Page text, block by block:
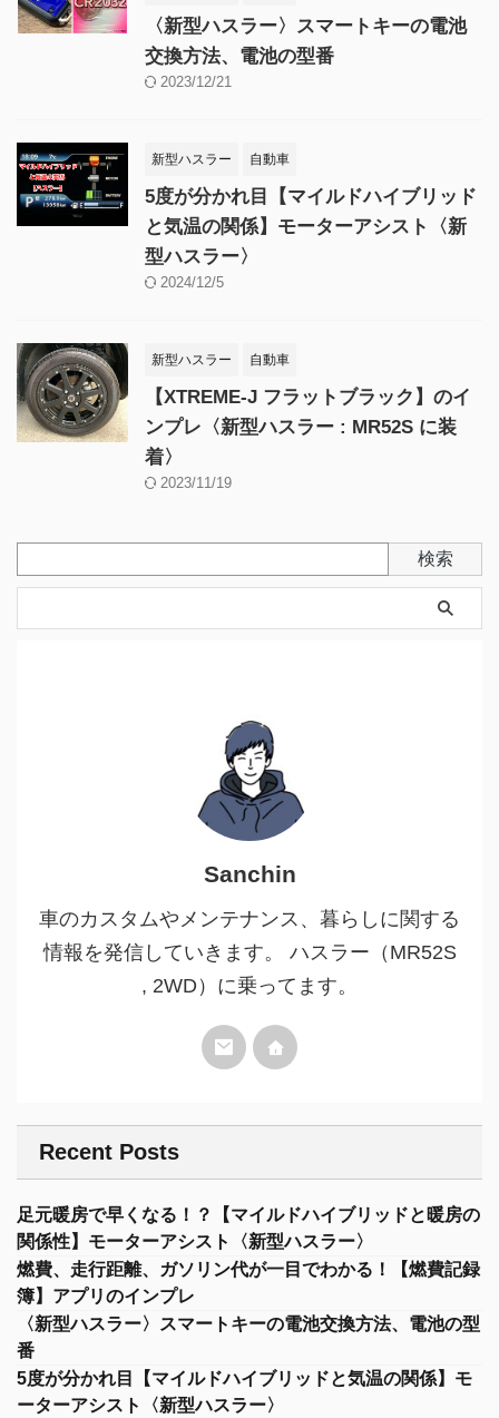
〈新型ハスラー〉スマートキーの電池
交換方法、電池の型番
2023/12/21
新型ハスラー 自動車
5度が分かれ目【マイルドハイブリッド
と気温の関係】モーターアシスト〈新
型ハスラー〉
2024/12/5
新型ハスラー 自動車
【XTREME-J フラットブラック】のイ
ンプレ〈新型ハスラー : MR52S に装
着〉
2023/11/19
検索
Sanchin
車のカスタムやメンテナンス、暮らしに関する
情報を発信していきます。 ハスラー（MR52S
, 2WD）に乗ってます。
Recent Posts
足元暖房で早くなる！？【マイルドハイブリッドと暖房の
関係性】モーターアシスト〈新型ハスラー〉
燃費、走行距離、ガソリン代が一目でわかる！【燃費記録
簿】アプリのインプレ
〈新型ハスラー〉スマートキーの電池交換方法、電池の型
番
5度が分かれ目【マイルドハイブリッドと気温の関係】モ
ーターアシスト〈新型ハスラー〉